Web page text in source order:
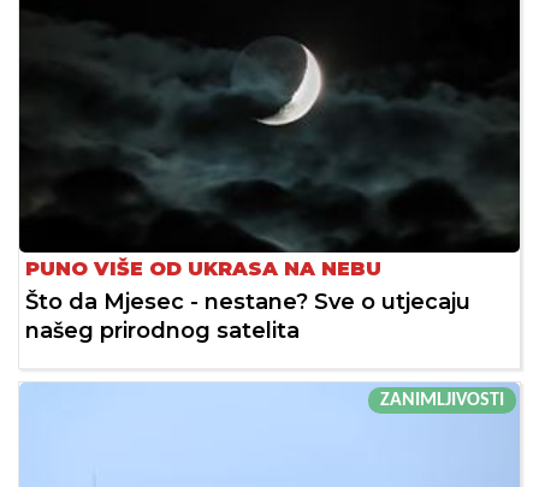
PUNO VIŠE OD UKRASA NA NEBU
Što da Mjesec - nestane? Sve o utjecaju
našeg prirodnog satelita
ZANIMLJIVOSTI